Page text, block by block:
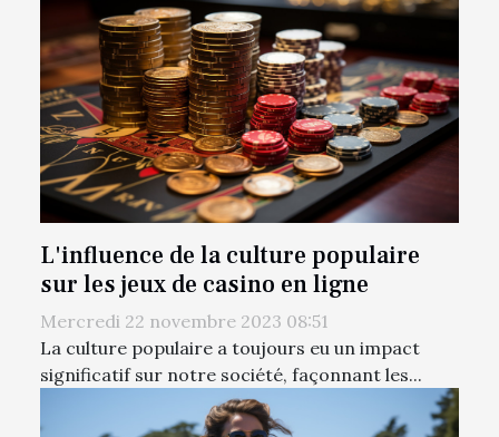
L'influence de la culture populaire
sur les jeux de casino en ligne
Mercredi 22 novembre 2023 08:51
La culture populaire a toujours eu un impact
significatif sur notre société, façonnant les...